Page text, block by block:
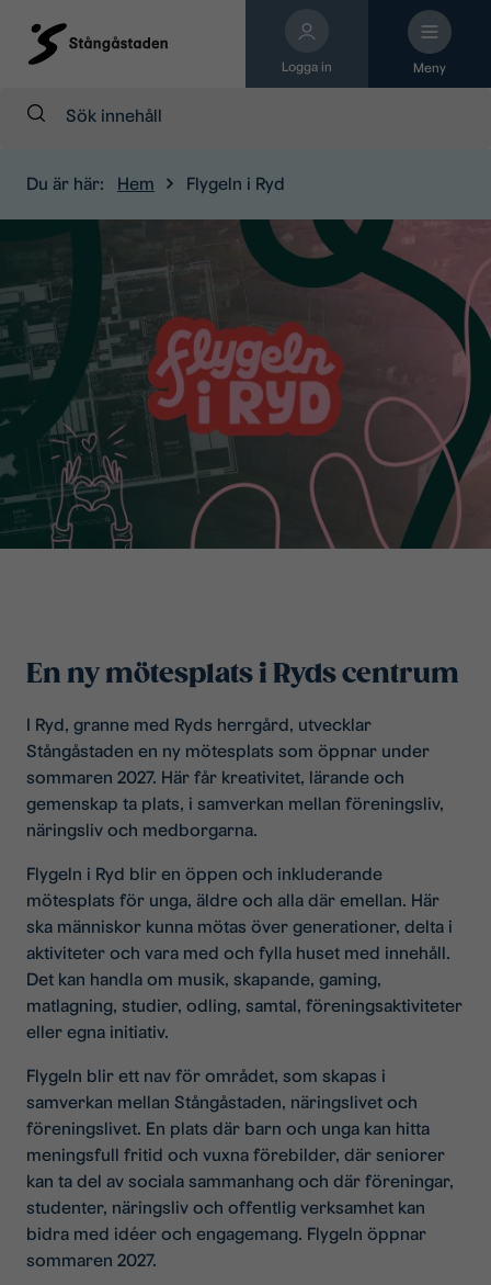
Logga in Meny
Sök:
Du är här: Hem Flygeln i Ryd
En ny mötesplats i Ryds centrum
I Ryd, granne med Ryds herrgård, utvecklar
Stångåstaden en ny mötesplats som öppnar under
sommaren 2027. Här får kreativitet, lärande och
gemenskap ta plats, i samverkan mellan föreningsliv,
näringsliv och medborgarna.
Flygeln i Ryd blir en öppen och inkluderande
mötesplats för unga, äldre och alla där emellan. Här
ska människor kunna mötas över generationer, delta i
aktiviteter och vara med och fylla huset med innehåll.
Det kan handla om musik, skapande, gaming,
matlagning, studier, odling, samtal, föreningsaktiviteter
eller egna initiativ.
Flygeln blir ett nav för området, som skapas i
samverkan mellan Stångåstaden, näringslivet och
föreningslivet. En plats där barn och unga kan hitta
meningsfull fritid och vuxna förebilder, där seniorer
kan ta del av sociala sammanhang och där föreningar,
studenter, näringsliv och offentlig verksamhet kan
bidra med idéer och engagemang. Flygeln öppnar
sommaren 2027.